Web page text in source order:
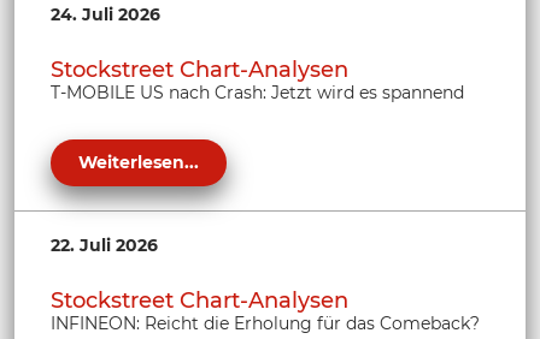
24. Juli 2026
Stockstreet Chart-Analysen
T-MOBILE US nach Crash: Jetzt wird es spannend
Weiterlesen...
22. Juli 2026
Stockstreet Chart-Analysen
INFINEON: Reicht die Erholung für das Comeback?